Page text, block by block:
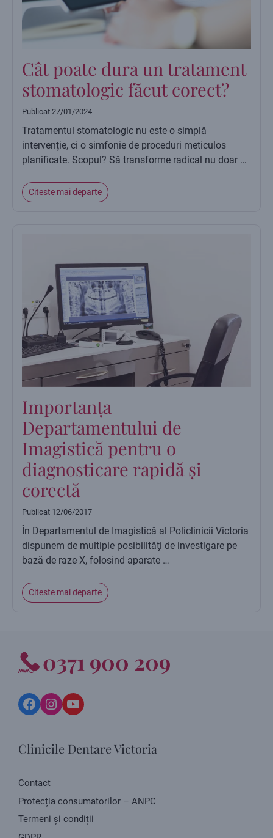
Cât poate dura un tratament
stomatologic făcut corect?
Publicat 27/01/2024
Tratamentul stomatologic nu este o simplă
intervenție, ci o simfonie de proceduri meticulos
planificate. Scopul? Să transforme radical nu doar …
Citeste mai departe
Importanța
Departamentului de
Imagistică pentru o
diagnosticare rapidă și
corectă
Publicat 12/06/2017
În Departamentul de Imagistică al Policlinicii Victoria
dispunem de multiple posibilităţi de investigare pe
bază de raze X, folosind aparate …
Citeste mai departe
0371 900 209
Facebook
Instagram
YouTube
Clinicile Dentare Victoria
Contact
Protecția consumatorilor – ANPC
Termeni și condiții